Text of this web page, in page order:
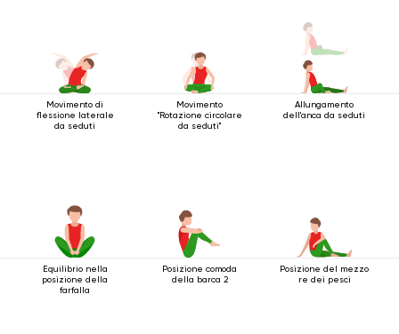
Movimento di
flessione laterale
da seduti
Movimento
"Rotazione circolare
da seduti"
Allungamento
dell'anca da seduti
Equilibrio nella
posizione della
farfalla
Posizione comoda
della barca 2
Posizione del mezzo
re dei pesci